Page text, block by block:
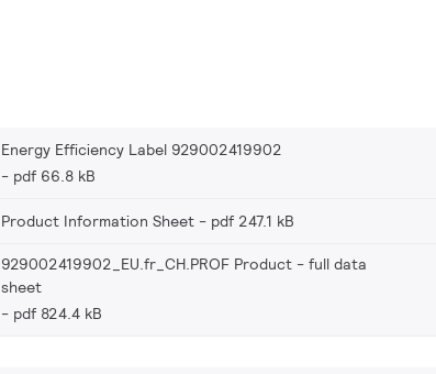
Energy Efficiency Label 929002419902
pdf 66.8 kB
Product Information Sheet pdf 247.1 kB
929002419902_EU.fr_CH.PROF Product - full data
sheet
pdf 824.4 kB